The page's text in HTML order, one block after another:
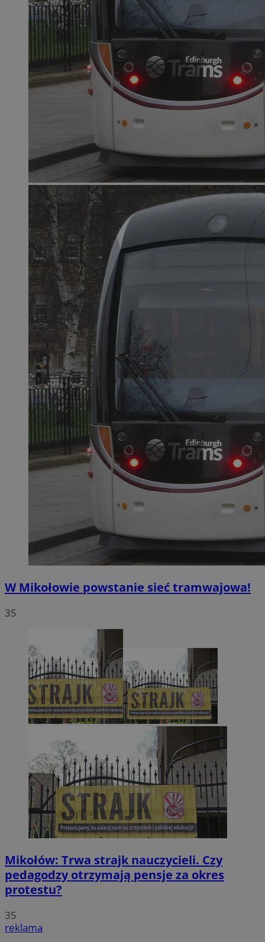
W Mikołowie powstanie sieć tramwajowa!
35
Mikołów: Trwa strajk nauczycieli. Czy
pedagodzy otrzymają pensje za okres
protestu?
35
reklama